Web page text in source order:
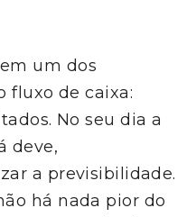
um dos
fluxo de caixa:
No seu dia a
deve,
a previsibilidade.
há nada pior do